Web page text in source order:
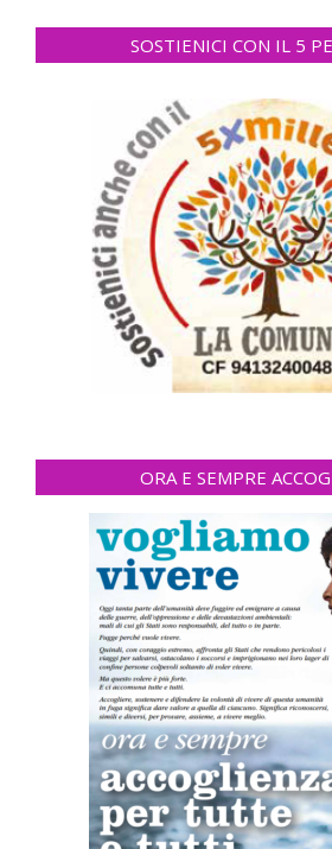
SOSTIENICI CON IL 5
ORA E SEMPRE